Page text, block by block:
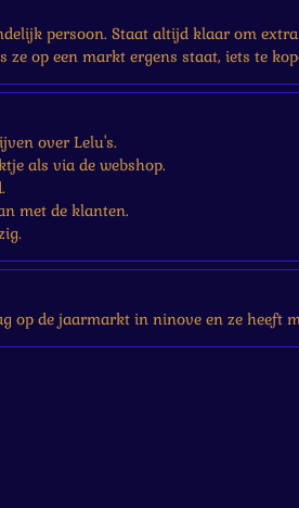
persoon. Staat altijd klaar om
op een markt ergens staat, iets te
over Lelu's.
als via de webshop.
met de klanten.
op de jaarmarkt in ninove en ze heeft